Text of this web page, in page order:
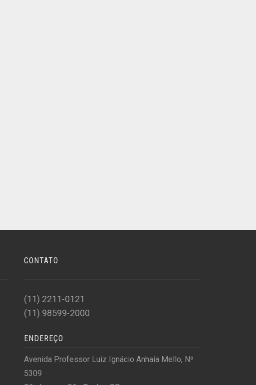
CONTATO
(11) 2211-0121
(11) 98599-2000
ENDEREÇO
Avenida Professor Luiz Ignácio Anhaia Mello, Nº
5309